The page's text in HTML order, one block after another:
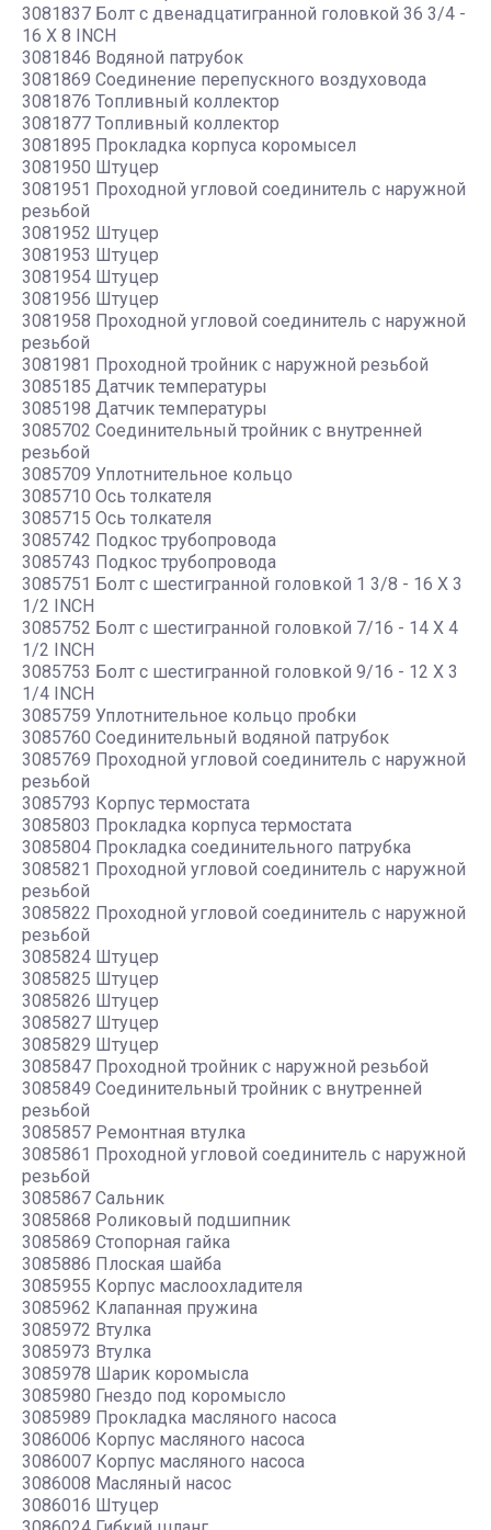
3081837 Болт с двенадцатигранной головкой 36 3/4 -
16 X 8 INCH
3081846 Водяной патрубок
3081869 Соединение перепускного воздуховода
3081876 Топливный коллектор
3081877 Топливный коллектор
3081895 Прокладка корпуса коромысел
3081950 Штуцер
3081951 Проходной угловой соединитель с наружной
резьбой
3081952 Штуцер
3081953 Штуцер
3081954 Штуцер
3081956 Штуцер
3081958 Проходной угловой соединитель с наружной
резьбой
3081981 Проходной тройник с наружной резьбой
3085185 Датчик температуры
3085198 Датчик температуры
3085702 Соединительный тройник с внутренней
резьбой
3085709 Уплотнительное кольцо
3085710 Ось толкателя
3085715 Ось толкателя
3085742 Подкос трубопровода
3085743 Подкос трубопровода
3085751 Болт с шестигранной головкой 1 3/8 - 16 X 3
1/2 INCH
3085752 Болт с шестигранной головкой 7/16 - 14 X 4
1/2 INCH
3085753 Болт с шестигранной головкой 9/16 - 12 X 3
1/4 INCH
3085759 Уплотнительное кольцо пробки
3085760 Соединительный водяной патрубок
3085769 Проходной угловой соединитель с наружной
резьбой
3085793 Корпус термостата
3085803 Прокладка корпуса термостата
3085804 Прокладка соединительного патрубка
3085821 Проходной угловой соединитель с наружной
резьбой
3085822 Проходной угловой соединитель с наружной
резьбой
3085824 Штуцер
3085825 Штуцер
3085826 Штуцер
3085827 Штуцер
3085829 Штуцер
3085847 Проходной тройник с наружной резьбой
3085849 Соединительный тройник с внутренней
резьбой
3085857 Ремонтная втулка
3085861 Проходной угловой соединитель с наружной
резьбой
3085867 Сальник
3085868 Роликовый подшипник
3085869 Стопорная гайка
3085886 Плоская шайба
3085955 Корпус маслоохладителя
3085962 Клапанная пружина
3085972 Втулка
3085973 Втулка
3085978 Шарик коромысла
3085980 Гнездо под коромысло
3085989 Прокладка масляного насоса
3086006 Корпус масляного насоса
3086007 Корпус масляного насоса
3086008 Масляный насос
3086016 Штуцер